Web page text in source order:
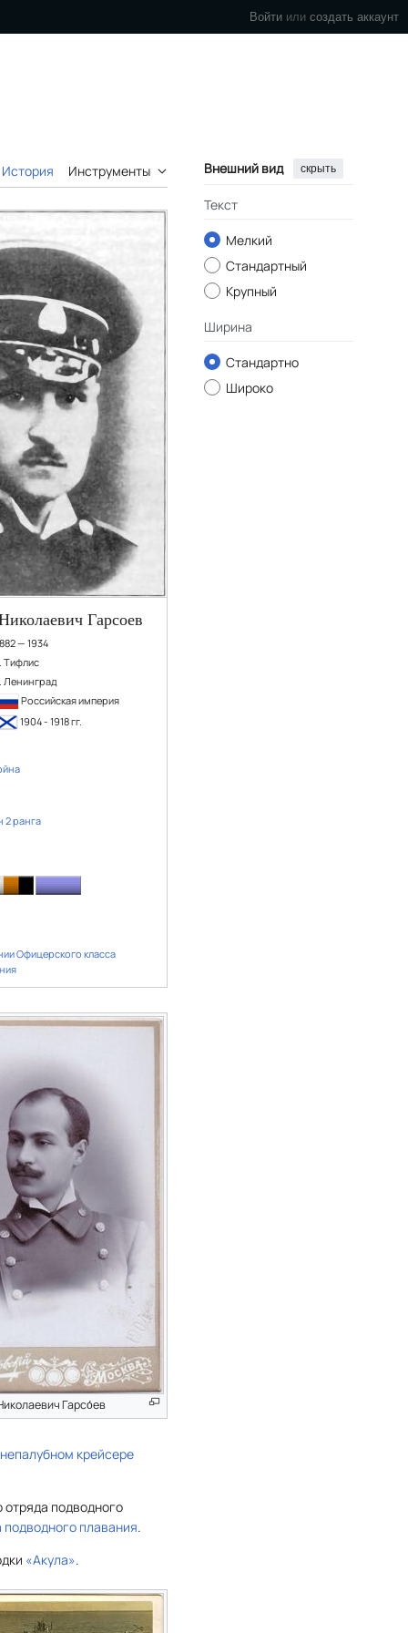
Войти или создать аккаунт
История Инструменты Внешний вид скрыть
Текст
Мелкий
Стандартный
Крупный
Ширина
Стандартно
Широко
Гарсоев
— 1934
Тифлис
Ленинград
Российская империя
1904 - 1918 гг.
2 ранга
Гарсо́ев
крейсере
отряда подводного
плавания.
«Акула».